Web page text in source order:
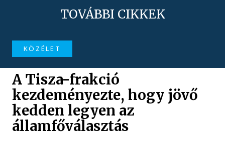
TOVÁBBI CIKKEK
KÖZÉLET
A Tisza-frakció
kezdeményezte, hogy jövő
kedden legyen az
államfőválasztás